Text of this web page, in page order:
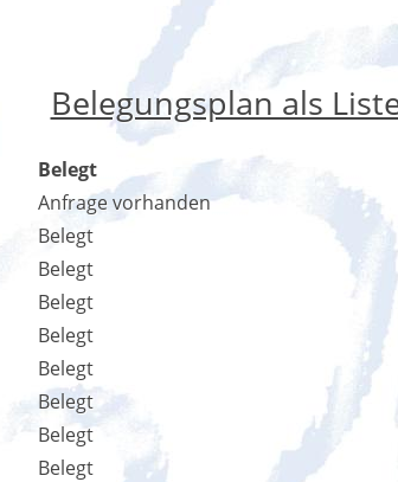
Belegungsplan als
Belegt
Anfrage vorhanden
Belegt
Belegt
Belegt
Belegt
Belegt
Belegt
Belegt
Belegt